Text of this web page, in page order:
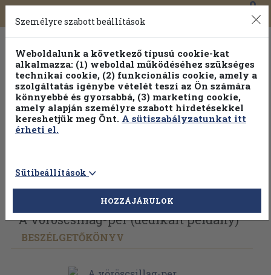
Toggle
navigation
0
Vissza az előző oldalra Válasszon példányt
A vöröscsillag-per (dedikált példány)
BESZÉLGETŐKÖNYV
Személyre szabott beállítások
Weboldalunk a következő típusú cookie-kat
alkalmazza: (1) weboldal működéséhez szükséges
technikai cookie, (2) funkcionális cookie, amely a
szolgáltatás igénybe vételét teszi az Ön számára
könnyebbé és gyorsabbá, (3) marketing cookie,
amely alapján személyre szabott hirdetésekkel
kereshetjük meg Önt. A sütiszabályzatunkat itt
érheti el.
Sütibeállítások
HOZZÁJÁRULOK